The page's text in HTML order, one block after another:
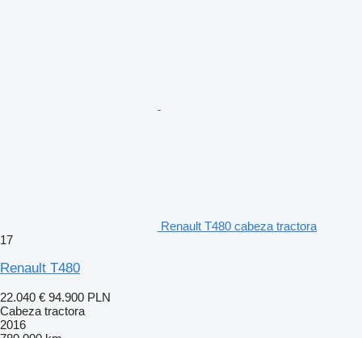
Renault T480 cabeza tractora
17
Renault T480
22.040 € 94.900 PLN
Cabeza tractora
2016